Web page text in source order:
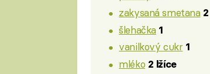
zakysaná smetana 2
šlehačka 1
vanilkový cukr 1
mléko 2 lžíce